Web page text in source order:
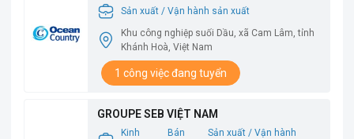
COUNTRY
Sản xuất / Vận hành sản xuất
Khu công nghiệp suối Dầu, xã Cam Lâm, tỉnh
Khánh Hoà, Việt Nam
1 công việc đang tuyển
GROUPE SEB VIỆT NAM
Kinh
Bán
Sản xuất / Vận hành